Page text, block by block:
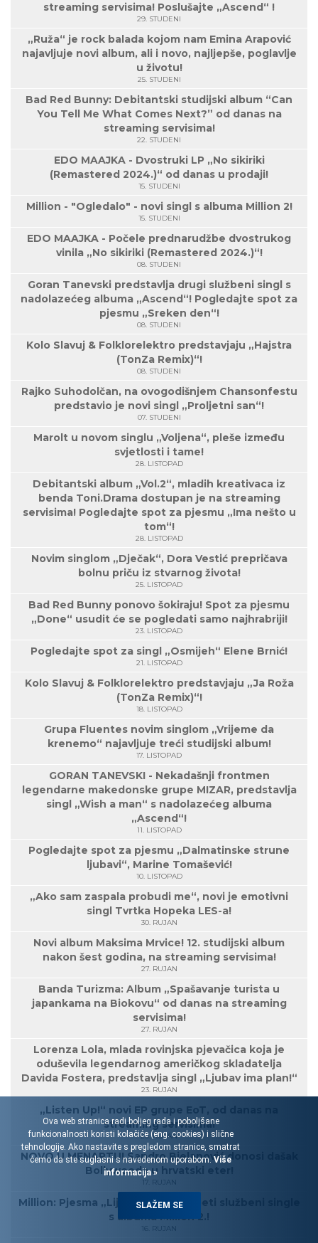
streaming servisima! Poslušajte „Ascend“ !
29. STUDENI
„Ruža“ je rock balada kojom nam Emina Arapović
najavljuje novi album, ali i novo, najljepše, poglavlje
u životu!
25. STUDENI
Bad Red Bunny: Debitantski studijski album “Can
You Tell Me What Comes Next?” od danas na
streaming servisima!
22. STUDENI
EDO MAAJKA - Dvostruki LP „No sikiriki
(Remastered 2024.)“ od danas u prodaji!
15. STUDENI
Million - "Ogledalo" - novi singl s albuma Million 2!
15. STUDENI
EDO MAAJKA - Počele prednarudžbe dvostrukog
vinila „No sikiriki (Remastered 2024.)“!
08. STUDENI
Goran Tanevski predstavlja drugi službeni singl s
nadolazećeg albuma „Ascend“! Pogledajte spot za
pjesmu „Sreken den“!
08. STUDENI
Kolo Slavuj & Folklorelektro predstavjaju „Hajstra
(TonZa Remix)“!
08. STUDENI
Rajko Suhodolčan, na ovogodišnjem Chansonfestu
predstavio je novi singl „Proljetni san“!
07. STUDENI
Marolt u novom singlu „Voljena“, pleše između
svjetlosti i tame!
28. LISTOPAD
Debitantski album „Vol.2“, mladih kreativaca iz
benda Toni.Drama dostupan je na streaming
servisima! Pogledajte spot za pjesmu „Ima nešto u
tom“!
28. LISTOPAD
Novim singlom „Dječak“, Dora Vestić prepričava
bolnu priču iz stvarnog života!
25. LISTOPAD
Bad Red Bunny ponovo šokiraju! Spot za pjesmu
„Done“ usudit će se pogledati samo najhrabriji!
23. LISTOPAD
Pogledajte spot za singl „Osmijeh“ Elene Brnić!
21. LISTOPAD
Kolo Slavuj & Folklorelektro predstavjaju „Ja Roža
(TonZa Remix)“!
18. LISTOPAD
Grupa Fluentes novim singlom „Vrijeme da
krenemo“ najavljuje treći studijski album!
17. LISTOPAD
GORAN TANEVSKI - Nekadašnji frontmen
legendarne makedonske grupe MIZAR, predstavlja
singl „Wish a man“ s nadolazećeg albuma
„Ascend“!
11. LISTOPAD
Pogledajte spot za pjesmu „Dalmatinske strune
ljubavi“, Marine Tomašević!
10. LISTOPAD
„Ako sam zaspala probudi me“, novi je emotivni
singl Tvrtka Hopeka LES-a!
30. RUJAN
Novi album Maksima Mrvice! 12. studijski album
nakon šest godina, na streaming servisima!
27. RUJAN
Banda Turizma: Album „Spašavanje turista u
japankama na Biokovu“ od danas na streaming
servisima!
27. RUJAN
Lorenza Lola, mlada rovinjska pjevačica koja je
oduševila legendarnog američkog skladatelja
Davida Fostera, predstavlja singl „Ljubav ima plan!“
23. RUJAN
„Listen Up!“ novi EP grupe EoT, od danas na
streaming servisima!
20. RUJAN
NOVO U MENARTU! Sandro Bjelanović donosi dašak
Bollywooda u hrvatski eter!
17. RUJAN
Million: Pjesma „Lijepe dame“ je peti službeni single
s albuma Million 2.!
16. RUJAN
Ova web stranica radi boljeg rada i poboljšane
funkcionalnosti koristi kolačiće (eng. cookies) i slične
tehnologije. Ako nastavite s pregledom stranice, smatrat
ćemo da ste suglasni s navedenom uporabom.Više
informacija »
SLAŽEM SE